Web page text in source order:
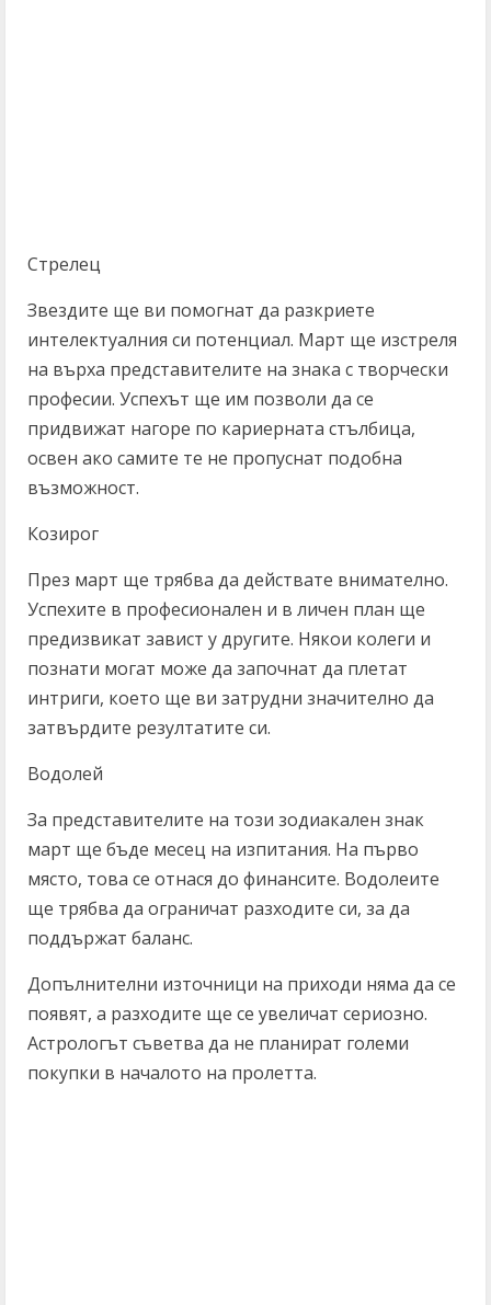
Стрелец
Звездите ще ви помогнат да разкриете
интелектуалния си потенциал. Март ще изстреля
на върха представителите на знака с творчески
професии. Успехът ще им позволи да се
придвижат нагоре по кариерната стълбица,
освен ако самите те не пропуснат подобна
възможност.
Козирог
През март ще трябва да действате внимателно.
Успехите в професионален и в личен план ще
предизвикат завист у другите. Някои колеги и
познати могат може да започнат да плетат
интриги, което ще ви затрудни значително да
затвърдите резултатите си.
Водолей
За представителите на този зодиакален знак
март ще бъде месец на изпитания. На първо
място, това се отнася до финансите. Водолеите
ще трябва да ограничат разходите си, за да
поддържат баланс.
Допълнителни източници на приходи няма да се
появят, а разходите ще се увеличат сериозно.
Астрологът съветва да не планират големи
покупки в началото на пролетта.